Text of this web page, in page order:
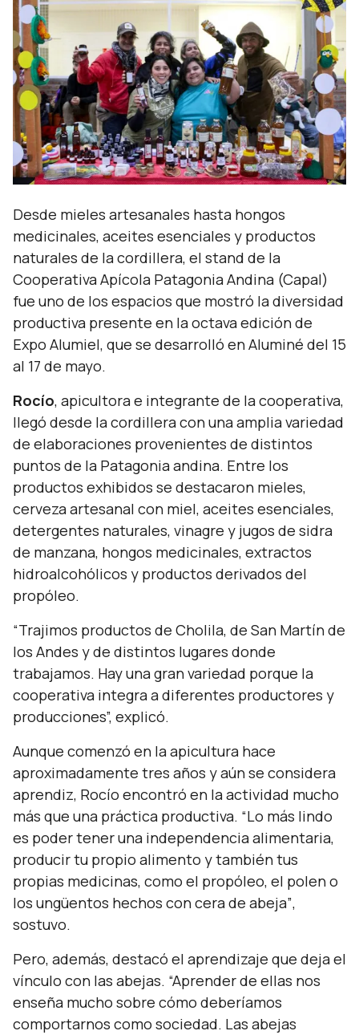
Desde mieles artesanales hasta hongos
medicinales, aceites esenciales y productos
naturales de la cordillera, el stand de la
Cooperativa Apícola Patagonia Andina (Capal)
fue uno de los espacios que mostró la diversidad
productiva presente en la octava edición de
Expo Alumiel, que se desarrolló en Aluminé del 15
al 17 de mayo.
Rocío, apicultora e integrante de la cooperativa,
llegó desde la cordillera con una amplia variedad
de elaboraciones provenientes de distintos
puntos de la Patagonia andina. Entre los
productos exhibidos se destacaron mieles,
cerveza artesanal con miel, aceites esenciales,
detergentes naturales, vinagre y jugos de sidra
de manzana, hongos medicinales, extractos
hidroalcohólicos y productos derivados del
propóleo.
“Trajimos productos de Cholila, de San Martín de
los Andes y de distintos lugares donde
trabajamos. Hay una gran variedad porque la
cooperativa integra a diferentes productores y
producciones”, explicó.
Aunque comenzó en la apicultura hace
aproximadamente tres años y aún se considera
aprendiz, Rocío encontró en la actividad mucho
más que una práctica productiva. “Lo más lindo
es poder tener una independencia alimentaria,
producir tu propio alimento y también tus
propias medicinas, como el propóleo, el polen o
los ungüentos hechos con cera de abeja”,
sostuvo.
Pero, además, destacó el aprendizaje que deja el
vínculo con las abejas. “Aprender de ellas nos
enseña mucho sobre cómo deberíamos
comportarnos como sociedad. Las abejas